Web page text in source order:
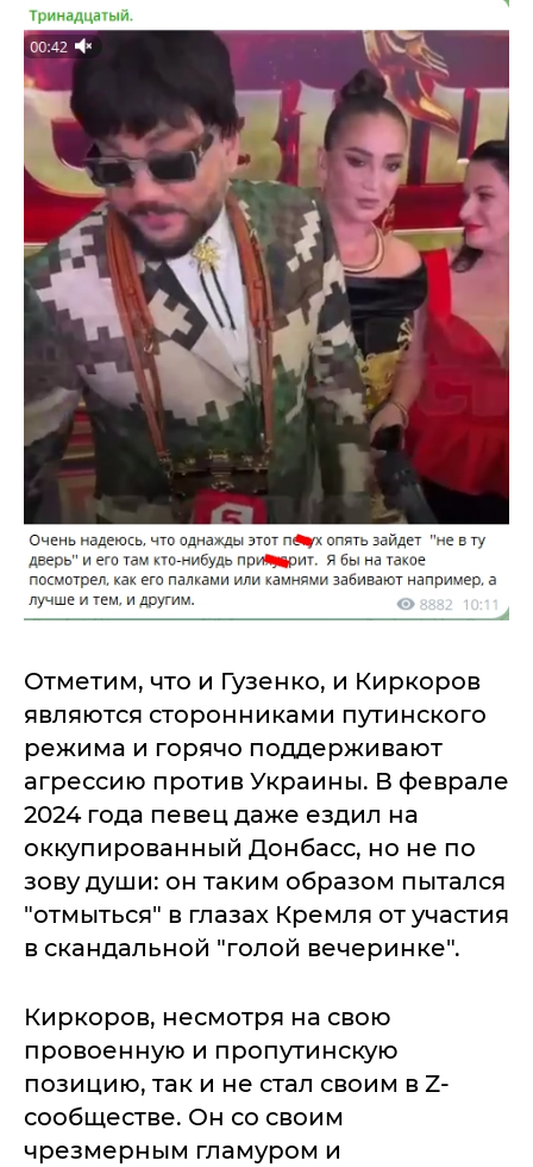
Отметим, что и Гузенко, и Киркоров
являются сторонниками путинского
режима и горячо поддерживают
агрессию против Украины. В феврале
2024 года певец даже ездил на
оккупированный Донбасс, но не по
зову души: он таким образом пытался
"отмыться" в глазах Кремля от участия
в скандальной "голой вечеринке".
Киркоров, несмотря на свою
провоенную и пропутинскую
позицию, так и не стал своим в Z-
сообществе. Он со своим
чрезмерным гламуром и